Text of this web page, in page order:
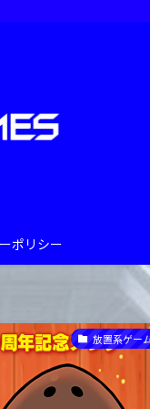
ポリシー
放置系ゲー